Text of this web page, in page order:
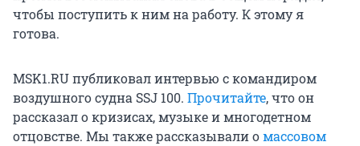
чтобы поступить к ним на работу. К этому я
готова.
MSK1.RU публиковал интервью с командиром
воздушного судна SSJ 100. Прочитайте, что он
рассказал о кризисах, музыке и многодетном
отцовстве. Мы также рассказывали омассовом